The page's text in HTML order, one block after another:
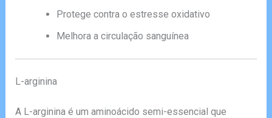
Protege contra o estresse oxidativo
Melhora a circulação sanguínea
L-arginina
A L-arginina é um aminoácido semi-essencial que